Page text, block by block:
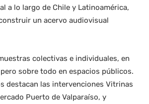
a lo largo de Chile y Latinoamérica,
un acervo audiovisual
colectivas e individuales, en
sobre todo en espacios públicos.
destacan las intervenciones Vitrinas
Puerto de Valparaíso, y